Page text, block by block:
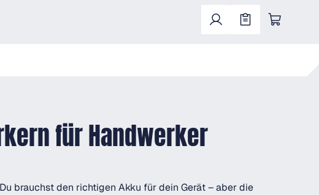
Warenkorb enthält 0 Positionen. Der
für Handwerker
brauchst den richtigen Akku für dein Gerät – aber die